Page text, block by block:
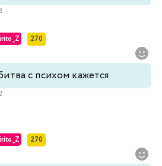
270
с психом кажется
270